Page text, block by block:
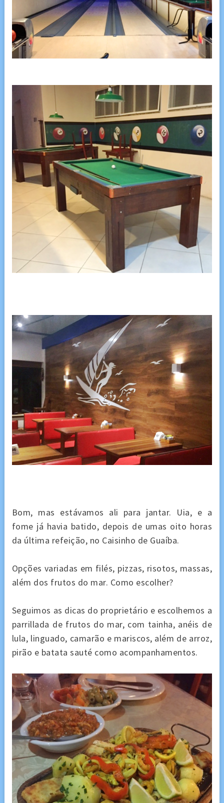
Bom, mas estávamos ali para jantar. Uia, e a
fome já havia batido, depois de umas oito horas
da última refeição, no Caisinho de Guaíba.
Opções variadas em filés, pizzas, risotos, massas,
além dos frutos do mar. Como escolher?
Seguimos as dicas do proprietário e escolhemos a
parrillada de frutos do mar, com tainha, anéis de
lula, linguado, camarão e mariscos, além de arroz,
pirão e batata sauté como acompanhamentos.